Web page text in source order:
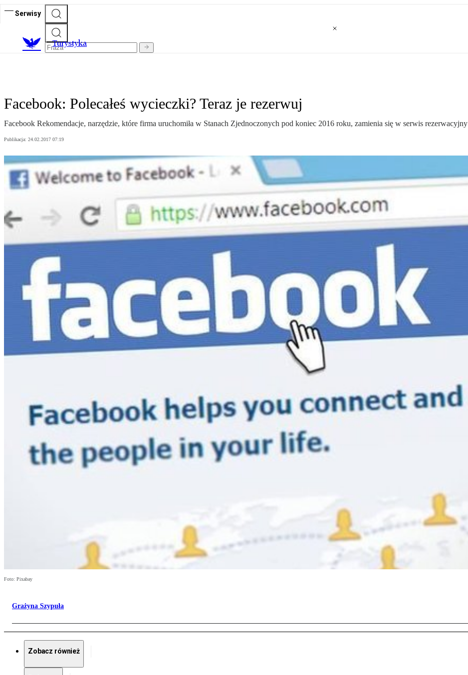
Serwisy
Turystyka
Facebook: Polecałeś wycieczki? Teraz je rezerwuj
Facebook Rekomendacje, narzędzie, które firma uruchomiła w Stanach Zjednoczonych pod koniec 2016 roku, zamienia się w serwis rezerwacyjny
Publikacja: 24.02.2017 07:19
Foto: Pixabay
Grażyna Szypuła
Zobacz również